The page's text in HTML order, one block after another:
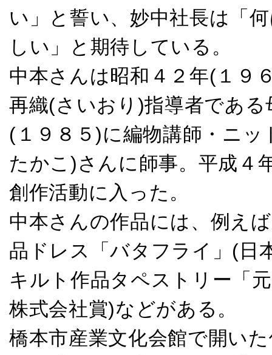
い」と誓い、妙中社長は「
しい」と期待している。
中本さんは昭和４２年(１９
再織(さいおり)指導者であ
(１９８５)に編物講師・ニ
たかこ)さんに師事。平成４
創作活動に入った。
中本さんの作品には、例え
品ドレス「バタフライ」(日
キルト作品タペストリー「
株式会社賞)などがある。
橋本市産業文化会館で開い